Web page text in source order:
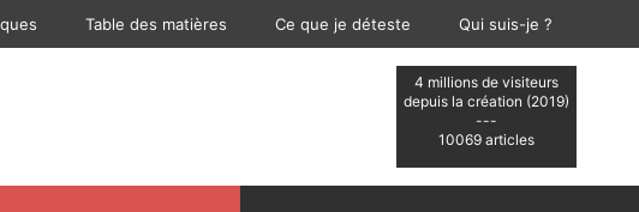
Table des matières Ce que je déteste Qui suis-je ?
4 millions de visiteurs
depuis la création (2019)
---
10069 articles